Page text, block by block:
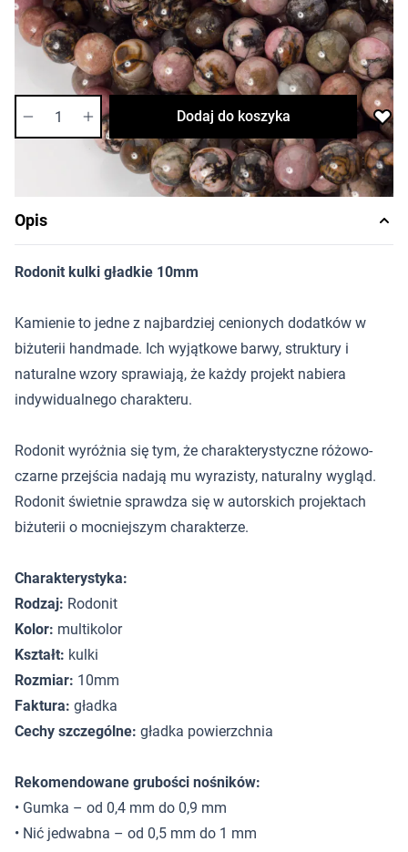
Cena za opakowanie
Ilość w opakowaniu: 39 szt.
Dostępność:średnia
Dodaj do koszyka
Opis
Rodonit kulki gładkie 10mm
Kamienie to jedne z najbardziej cenionych dodatków w
biżuterii handmade. Ich wyjątkowe barwy, struktury i
naturalne wzory sprawiają, że każdy projekt nabiera
indywidualnego charakteru.
Rodonit wyróżnia się tym, że charakterystyczne różowo-
czarne przejścia nadają mu wyrazisty, naturalny wygląd.
Rodonit świetnie sprawdza się w autorskich projektach
biżuterii o mocniejszym charakterze.
Charakterystyka:
Rodzaj: Rodonit
Kolor: multikolor
Kształt: kulki
Rozmiar: 10mm
Faktura: gładka
Cechy szczególne: gładka powierzchnia
Rekomendowane grubości nośników:
• Gumka – od 0,4 mm do 0,9 mm
• Nić jedwabna – od 0,5 mm do 1 mm